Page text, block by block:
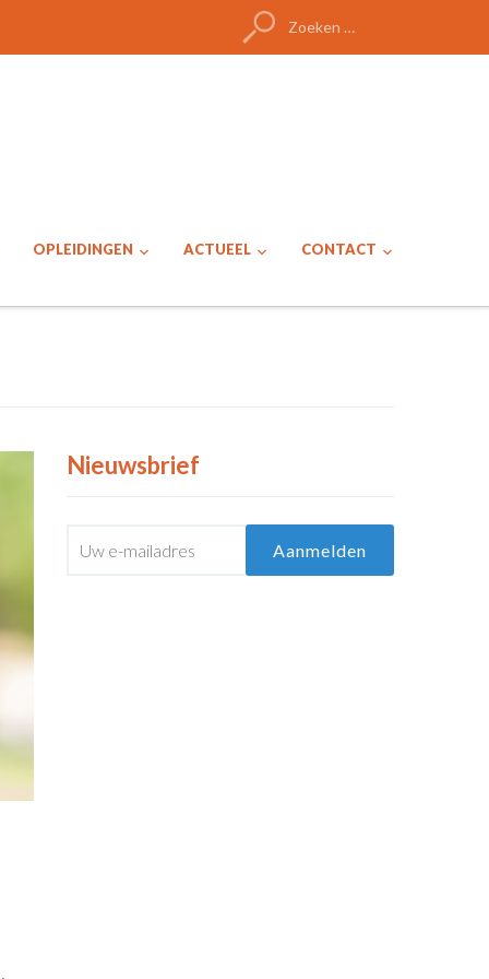
Zoeken
naar:
OPLEIDINGEN ACTUEEL CONTACT
Nieuwsbrief